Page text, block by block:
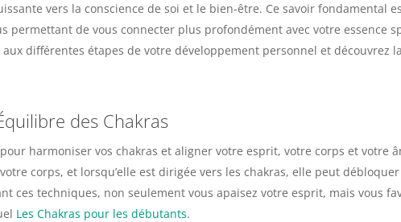
vers la conscience de soi et le bien-être. Ce savoir fondamental
permettant de vous connecter plus profondément avec votre essence
différentes étapes de votre développement personnel et découvrez
des Chakras
harmoniser vos chakras et aligner votre esprit, votre corps et votre
corps, et lorsqu’elle est dirigée vers les chakras, elle peut
ces techniques, non seulement vous apaisez votre esprit, mais vous
Les Chakras pour les débutants.